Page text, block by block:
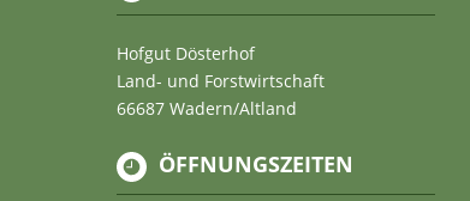
Hofgut Dösterhof
Land- und Forstwirtschaft
66687 Wadern/Altland
ÖFFNUNGSZEITEN